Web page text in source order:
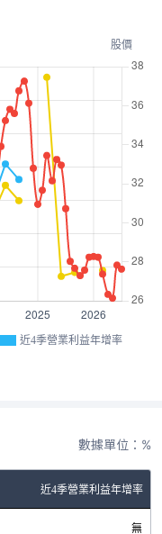
近4季營業利益年增率
數據單位：%
近4季營業利益年增率
無